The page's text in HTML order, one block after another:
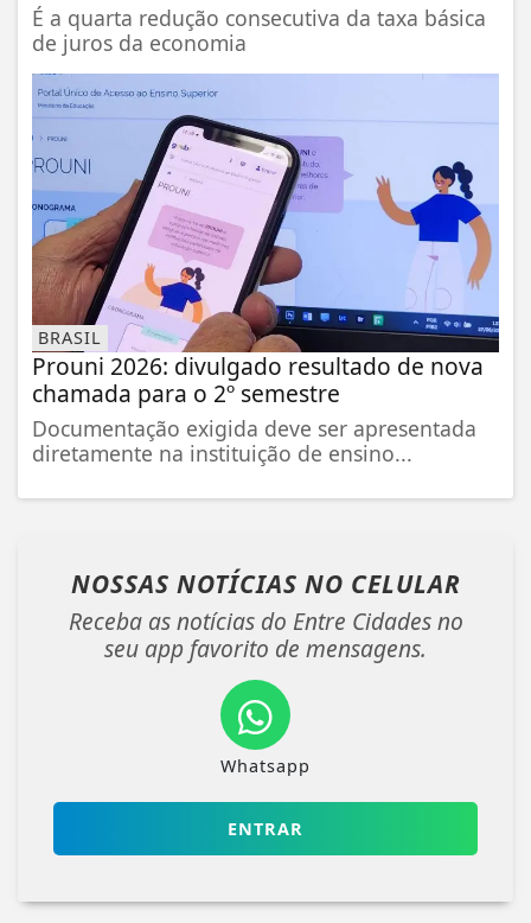
É a quarta redução consecutiva da taxa básica
de juros da economia
BRASIL
Prouni 2026: divulgado resultado de nova
chamada para o 2º semestre
Documentação exigida deve ser apresentada
diretamente na instituição de ensino...
NOSSAS NOTÍCIAS NO CELULAR
Receba as notícias do Entre Cidades no
seu app favorito de mensagens.
Whatsapp
ENTRAR